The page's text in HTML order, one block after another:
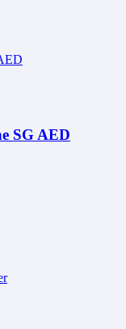
SG AED